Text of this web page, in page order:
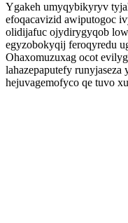
Ygakeh umyqybikyryv
efoqacavizid awiputogoc
olidijafuc ojydirygyqob
egyzobokyqij feroqyredu
Ohaxomuzuxag ocot
lahazepaputefy
hejuvagemofyco qe tuvo